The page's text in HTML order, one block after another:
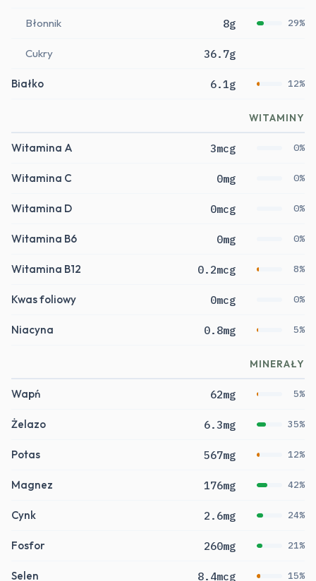
Błonnik 8g 29%
Cukry 36.7g
Białko 6.1g 12%
WITAMINY
Witamina A 3mcg 0%
Witamina C 0mg 0%
Witamina D 0mcg 0%
Witamina B6 0mg 0%
Witamina B12 0.2mcg 8%
Kwas foliowy 0mcg 0%
Niacyna 0.8mg 5%
MINERAŁY
Wapń 62mg 5%
Żelazo 6.3mg 35%
Potas 567mg 12%
Magnez 176mg 42%
Cynk 2.6mg 24%
Fosfor 260mg 21%
Selen 8.4mcg 15%